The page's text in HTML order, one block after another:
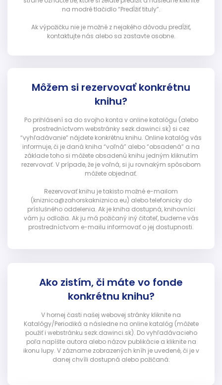
na modré tlačidlo “Predĺžiť tituly”.
Ak výpožičku nie je možné z nejakého dôvodu predĺžiť,
kontaktujte nás alebo sa zastavte osobne.
Môžem si rezervovať konkrétnu
knihu?
Po prihlásení sa do svojho konta v online katalógu (alebo
prostredníctvom webstránky sezk.dawinci.sk) si cez
“vyhľadávanie” nájdete konkrétnu knihu. Online katalóg vás
informuje, či je daná kniha “voľná” alebo “obsadená” a na
základe toho si môžete obsadenú knihu jedným kliknutím
rezervovať. V prípade, že je voľná, si ju rovnakým spôsobom
môžete objednať.
Rezervovať knihu je takisto možné e-mailom
(kniznica@zahorskakniznica.eu) alebo telefonicky do
príslušného oddelenia. Ak je kniha dostupná, knihovníci
vám ju odložia. Ak ju má požičaný iný čitateľ, budeme vás
prostredníctvom e-mailu informovať o jej dostupnosti.
Ako zistím, či máte vo fonde
konkrétnu knihu?
V hornej časti našej webovej stránky kliknite na
Katalógy/Periodiká a následne na online katalóg (môžete
použiť i webstránku sezk.dawinci.sk). Do vyhľadávacieho
poľa napíšte autora alebo názov publikácie a kliknite na
ikonu lupy. V zázname zobrazených kníh je uvedené, či je v
danej chvíli dostupná alebo požičaná.